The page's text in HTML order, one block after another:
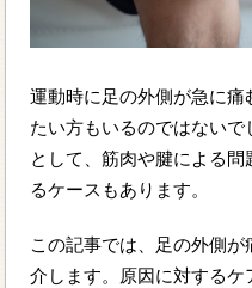
運動時に足の外側が急に痛
たい方もいるのではない
として、筋肉や腱による
るケースもあります。
この記事では、足の外側
介します。原因に対する